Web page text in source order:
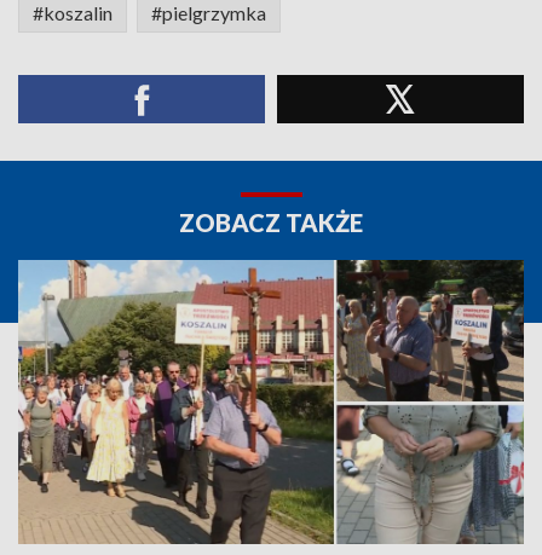
#koszalin #pielgrzymka
ZOBACZ TAKŻE